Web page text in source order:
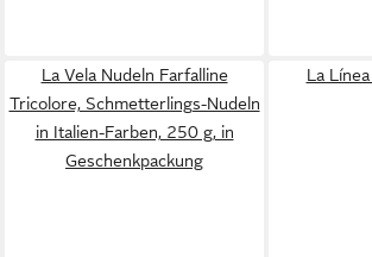
La Vela Nudeln Farfalline
Tricolore, Schmetterlings-Nudeln
in Italien-Farben, 250 g, in
Geschenkpackung
La